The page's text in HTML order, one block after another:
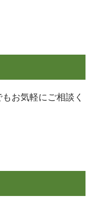
お気軽にご相談く